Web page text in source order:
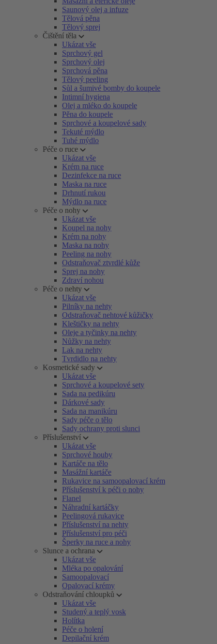
Saunový olej a infuze
Tělová pěna
Tělový sprej
Čištění těla
Ukázat vše
Sprchový gel
Sprchový olej
Sprchová pěna
Tělový peeling
Sůl a šumivé bomby do koupele
Intimní hygiena
Olej a mléko do koupele
Pěna do koupele
Sprchové a koupelové sady
Tekuté mýdlo
Tuhé mýdlo
Péče o ruce
Ukázat vše
Krém na ruce
Dezinfekce na ruce
Maska na ruce
Drhnutí rukou
Mýdlo na ruce
Péče o nohy
Ukázat vše
Koupel na nohy
Krém na nohy
Maska na nohy
Peeling na nohy
Odstraňovač ztvrdlé kůže
Sprej na nohy
Zdraví nohou
Péče o nehty
Ukázat vše
Pilníky na nehty
Odstraňovač nehtové kůžičky
Kleštičky na nehty
Oleje a tyčinky na nehty
Nůžky na nehty
Lak na nehty
Tvrdidlo na nehty
Kosmetické sady
Ukázat vše
Sprchové a koupelové sety
Sada na pedikúru
Dárkové sady
Sada na manikúru
Sady péče o tělo
Sady ochrany proti slunci
Příslušenství
Ukázat vše
Sprchové houby
Kartáče na tělo
Masážní kartáče
Rukavice na samoopalovací krém
Příslušenství k péči o nohy
Flanel
Náhradní kartáčky
Peelingová rukavice
Příslušenství na nehty
Příslušenství pro péči
Šperky na ruce a nohy
Slunce a ochrana
Ukázat vše
Mléka po opalování
Samoopalovací
Opalovací krémy
Odstraňování chloupků
Ukázat vše
Studený a teplý vosk
Holítka
Péče o holení
Depilační krém